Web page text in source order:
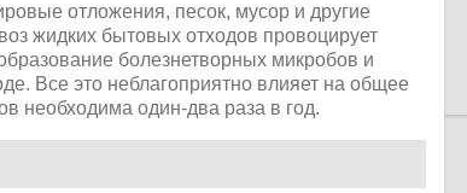
отложения, песок, мусор и другие
жидких бытовых отходов провоцирует
болезнетворных микробов и
Все это неблагоприятно влияет на общее
необходима один-два раза в год.